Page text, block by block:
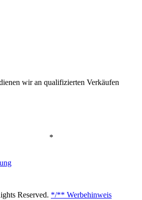
wir an qualifizierten Verkäufen
*
Reserved. */** Werbehinweis